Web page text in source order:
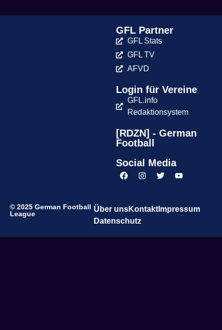
GFL Partner
GFL Stats
GFL TV
AFVD
Login für Vereine
GFL.info
Redaktionsystem
[RDZN] - German
Football
Social Media
© 2025 German Football
League
Über unsKontaktImpressum
Datenschutz